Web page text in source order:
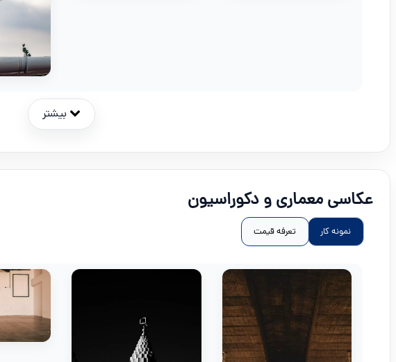
بیشتر
عکاسی معماری و دکوراسیون
نمونه کار تعرفه قیمت